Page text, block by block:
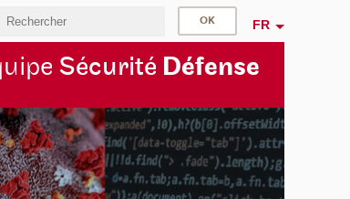
FR
Sécurité Défense